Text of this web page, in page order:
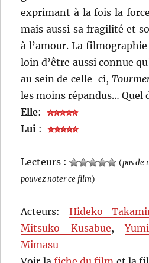
exprimant à la fois la
mais aussi sa fragilité et
à l’amour. La
loin d’être aussi connue
au sein de celle-ci,
les moins répandus… Quel
Elle:
Lui :
Lecteurs : (pas de
pouvez noter ce film)
Acteurs: Hideko
Mitsuko Kusabue,
Mimasu